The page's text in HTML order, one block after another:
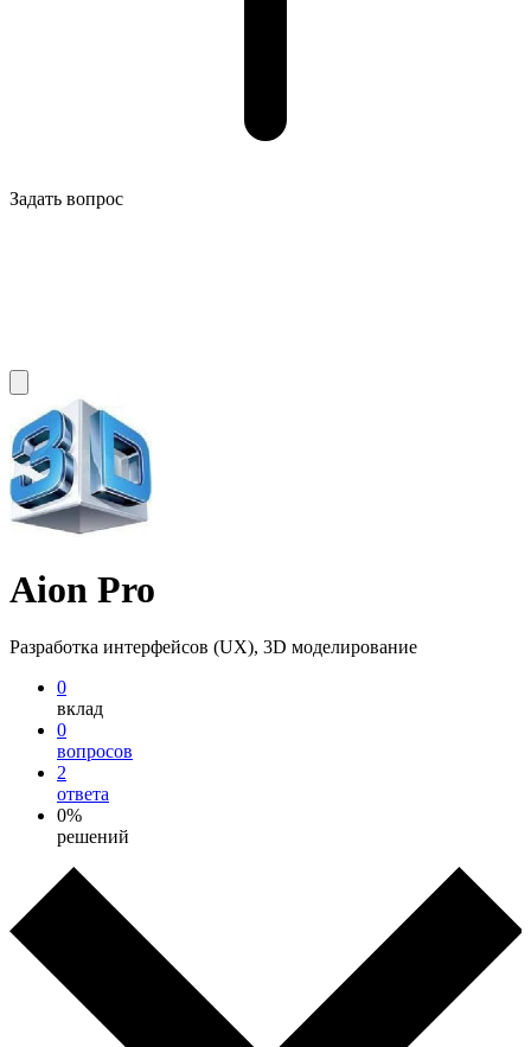
Задать вопрос
Aion Pro
Разработка интерфейсов (UX), 3D моделирование
0
вклад
0
вопросов
2
ответа
0%
решений